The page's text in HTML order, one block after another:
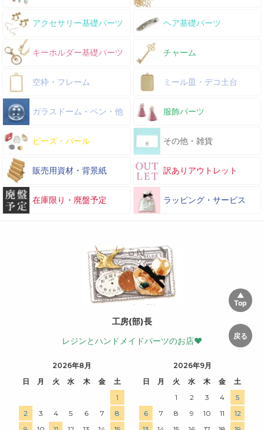
アクセサリー基礎パーツ ヘア基礎パーツ
キーホルダー基礎パーツ チャーム
空枠・フレーム ミール皿・デコ土台
ガラスドーム・ペン・他 服飾パーツ
ビーズ・パール その他・雑貨
販売用資材・背景紙 訳ありアウトレット
在庫限り・廃盤予定 ラッピング・サービス
工房(部)長
レジンとハンドメイドパーツのお店♥
2026年8月
日
月 火 水 木 金
土
1
2
3 4 5 6 7
8
2026年9月
日
月 火 水 木 金
土
1
2 3 4
5
6
7 8 9 10 11
12